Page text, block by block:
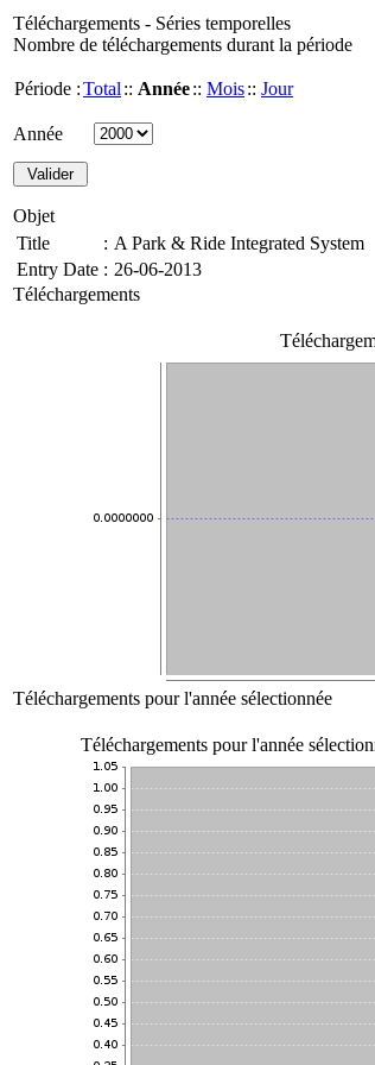
Téléchargements - Séries temporelles
Nombre de téléchargements durant la période
Période :Total :: Année:: Mois:: Jour
Année
Objet
Title
: A Park & Ride Integrated System
Entry Date : 26-06-2013
Téléchargements
Téléchargements pour l'année sélectionnée
Téléchargements pour l'année